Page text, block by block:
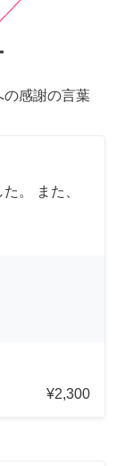
の感謝の言葉
。 また、
¥2,300